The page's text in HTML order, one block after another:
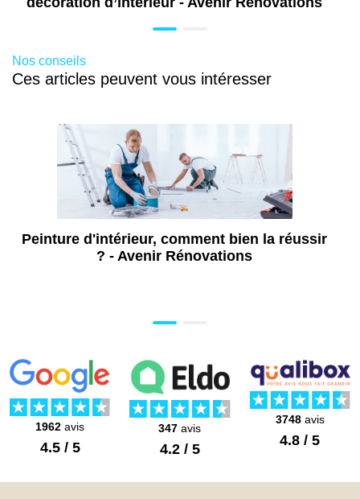
Nos conseils
Ces articles peuvent vous intéresser
Peinture d'intérieur, comment bien la réussir
? - Avenir Rénovations
1962 avis
4.5 / 5
347 avis
4.2 / 5
3748avis
4.8 / 5